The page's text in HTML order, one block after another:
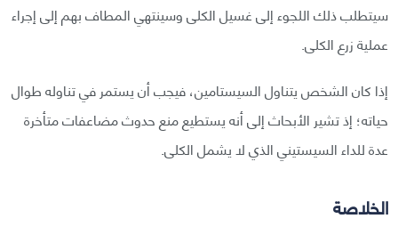
سيتطلب ذلك اللجوء إلى غسيل الكلى وسينتهي المطاف بهم إلى إجراء
عملية زرع الكلى.
إذا كان الشخص يتناول السيستامين، فيجب أن يستمر في تناوله طوال
حياته؛ إذ تشير الأبحاث إلى أنه يستطيع منع حدوث مضاعفات متأخرة
عدة للداء السيستيني الذي لا يشمل الكلى.
الخلاصة